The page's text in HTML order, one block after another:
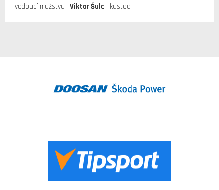
vedoucí mužstva | Viktor Šulc - kustod